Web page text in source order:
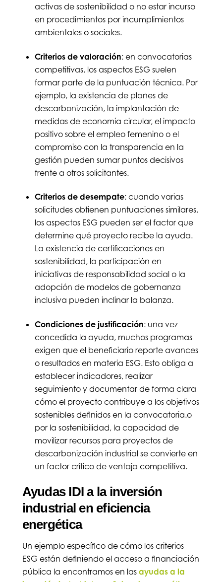
activas de sostenibilidad o no estar incurso
en procedimientos por incumplimientos
ambientales o sociales.
Criterios de valoración: en convocatorias
competitivas, los aspectos ESG suelen
formar parte de la puntuación técnica. Por
ejemplo, la existencia de planes de
descarbonización, la implantación de
medidas de economía circular, el impacto
positivo sobre el empleo femenino o el
compromiso con la transparencia en la
gestión pueden sumar puntos decisivos
frente a otros solicitantes.
Criterios de desempate: cuando varias
solicitudes obtienen puntuaciones similares,
los aspectos ESG pueden ser el factor que
determine qué proyecto recibe la ayuda.
La existencia de certificaciones en
sostenibilidad, la participación en
iniciativas de responsabilidad social o la
adopción de modelos de gobernanza
inclusiva pueden inclinar la balanza.
Condiciones de justificación: una vez
concedida la ayuda, muchos programas
exigen que el beneficiario reporte avances
o resultados en materia ESG. Esto obliga a
establecer indicadores, realizar
seguimiento y documentar de forma clara
cómo el proyecto contribuye a los objetivos
sostenibles definidos en la convocatoria.o
por la sostenibilidad, la capacidad de
movilizar recursos para proyectos de
descarbonización industrial se convierte en
un factor crítico de ventaja competitiva.
Ayudas IDI a la inversión
industrial en eficiencia
energética
Un ejemplo específico de cómo los criterios
ESG están definiendo el acceso a financiación
pública la encontramos en las ayudas a la